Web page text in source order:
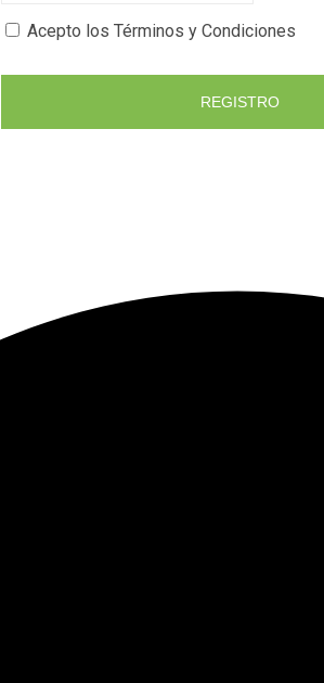
Acepto los Términos y Condiciones
REGISTRO